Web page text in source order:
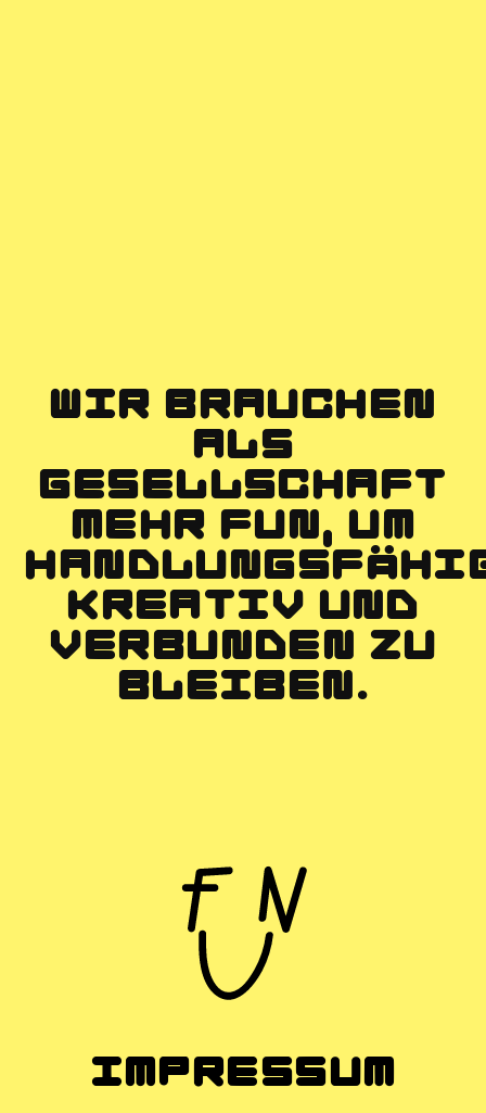
WIR BRAUCHEN
ALS
GESELLSCHAFT
MEHR FUN, UM
KREATIV UND
VERBUNDEN ZU
BLEIBEN.
IMPRESSUM